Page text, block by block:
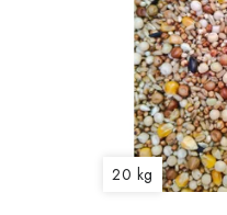
20 kg